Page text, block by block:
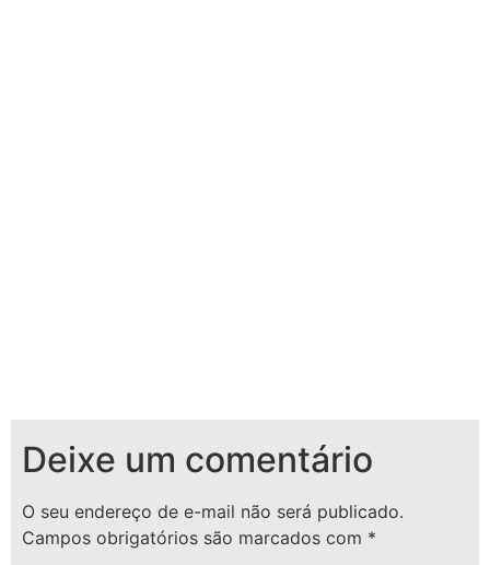
Deixe um comentário
O seu endereço de e-mail não será publicado.
Campos obrigatórios são marcados com *